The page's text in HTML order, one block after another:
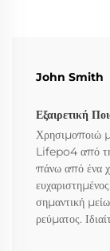
John Smith
Εξαιρετική
Χρησιμοποιώ
Lifepo4 από
πάνω από ένα
σημαντική
ρεύματος.